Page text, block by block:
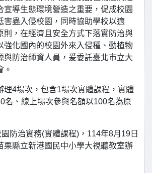
宣導生態環境營造之重要，促成校園
害蟲入侵校園，同時協助學校以適
則，在經濟且安全方式下落實防治與
強化國內的校園外來入侵種、動植物
與防治師資人員，爰委託臺北市立大
。
理4場次，包含1場次實體課程，實體
名、線上場次參與名額以100名為原
防治實務(實體課程)，114年8月19日
栗縣立新港國民中小學大視聽教室辦